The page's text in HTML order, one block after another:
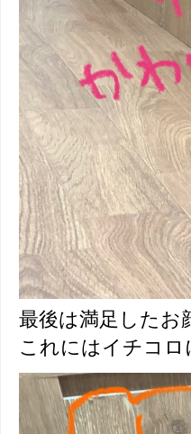
最後は満足した
これにはイチコ